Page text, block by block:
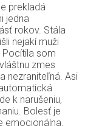
prekladá
jedna
rokov. Stála
nejakí muži
Pocítila som
zmes
nezraniteľná. Asi
k narušeniu,
Bolesť je
emocionálna.